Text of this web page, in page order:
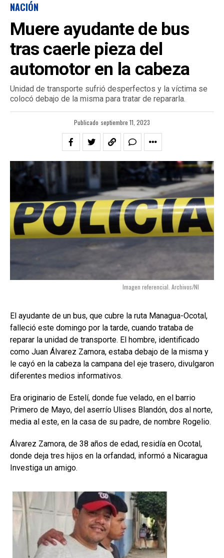
NACIÓN
Muere ayudante de bus
tras caerle pieza del
automotor en la cabeza
Unidad de transporte sufrió desperfectos y la víctima se
colocó debajo de la misma para tratar de repararla.
Publicado septiembre 11, 2023
Imagen referencial. Archivos/NI
El ayudante de un bus, que cubre la ruta Managua-Ocotal,
falleció este domingo por la tarde, cuando trataba de
reparar la unidad de transporte. El hombre, identificado
como Juan Álvarez Zamora, estaba debajo de la misma y
le cayó en la cabeza la campana del eje trasero, divulgaron
diferentes medios informativos.
Era originario de Estelí, donde fue velado, en el barrio
Primero de Mayo, del aserrío Ulises Blandón, dos al norte,
media al este, en la casa de su padre, de nombre Rogelio.
Álvarez Zamora, de 38 años de edad, residía en Ocotal,
donde deja tres hijos en la orfandad, informó a Nicaragua
Investiga un amigo.